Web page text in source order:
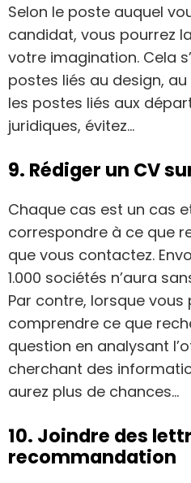
Selon le poste auquel
candidat, vous pourrez
votre imagination. Cela
postes liés au design,
les postes liés aux
juridiques, évitez…
9. Rédiger un CV
Chaque cas est un cas
correspondre à ce que
que vous contactez.
1.000 sociétés n’aura
Par contre, lorsque
comprendre ce que
question en analysant
cherchant des
aurez plus de chances…
10. Joindre des
recommandation